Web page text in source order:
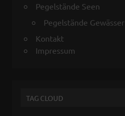
Pegelstände Seen
Pegelstände Gewässer
Kontakt
Impressum
TAG CLOUD